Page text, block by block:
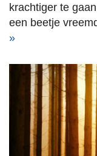
krachtiger te
een beetje
»